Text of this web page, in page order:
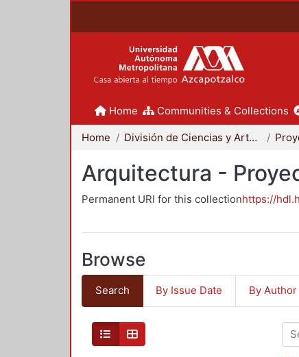
Home Communities & Collections
Home División de Ciencias y Artes para el Diseño
Arquitectura -
Permanent URI for this collectionhttps://
Browse
Search By Issue Date By Author